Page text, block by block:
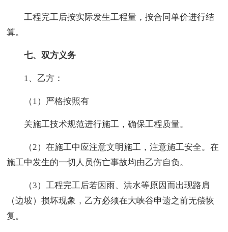
工程完工后按实际发生工程量，按合同单价进行结
算。
七、双方义务
1、乙方：
（1）严格按照有
关施工技术规范进行施工，确保工程质量。
（2）在施工中应注意文明施工，注意施工安全。在
施工中发生的一切人员伤亡事故均由乙方自负。
（3）工程完工后若因雨、洪水等原因而出现路肩
（边坡）损坏现象，乙方必须在大峡谷申遗之前无偿恢
复。